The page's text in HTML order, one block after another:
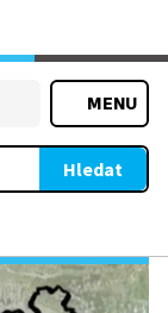
MENU
Hledat